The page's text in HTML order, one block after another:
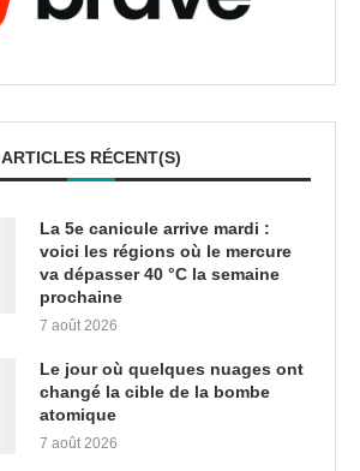
ARTICLES RÉCENT(S)
La 5e canicule arrive mardi :
voici les régions où le mercure
va dépasser 40 °C la semaine
prochaine
7 août 2026
Le jour où quelques nuages ont
changé la cible de la bombe
atomique
7 août 2026